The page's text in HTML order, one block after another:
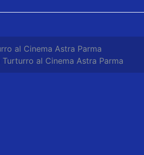
al Cinema Astra Parma
Turturro al Cinema Astra Parma